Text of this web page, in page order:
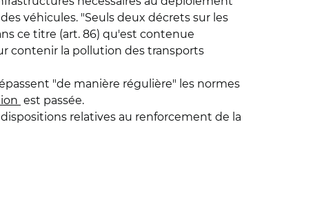
véhicules. "Seuls deux décrets sur les
ce titre (art. 86) qu'est contenue
contenir la pollution des transports
"de manière régulière" les normes
est passée.
relatives au renforcement de la